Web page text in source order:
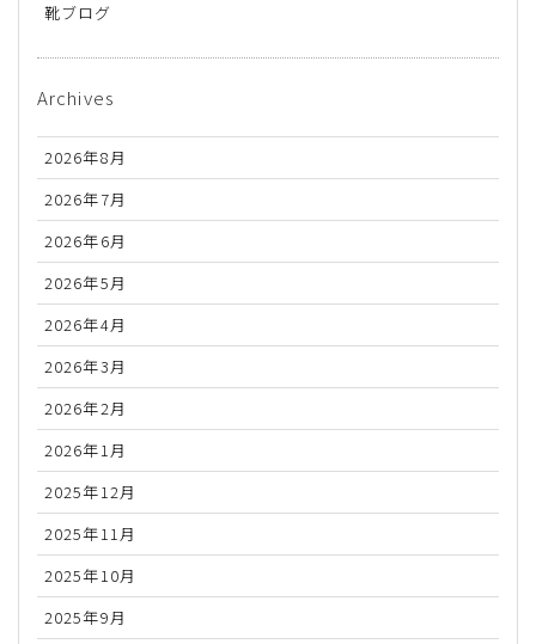
靴ブログ
Archives
2026年8月
2026年7月
2026年6月
2026年5月
2026年4月
2026年3月
2026年2月
2026年1月
2025年12月
2025年11月
2025年10月
2025年9月